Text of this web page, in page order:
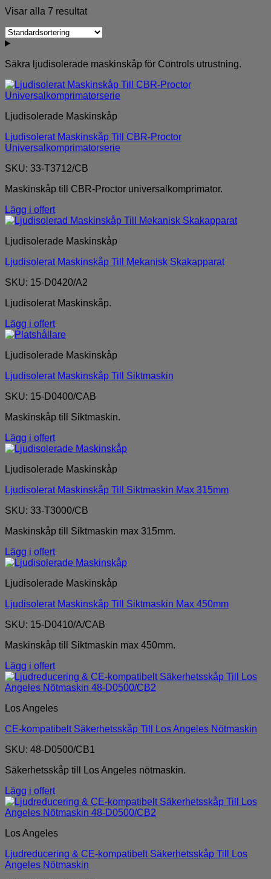
Visar alla 7 resultat
Säkra ljudisolerade maskinskåp för Controls utrustning.
Ljudisolerade Maskinskåp
Ljudisolerat Maskinskåp Till CBR-Proctor
Universalkomprimatorserie
SKU: 33-T3712/CB
Maskinskåp till CBR-Proctor universalkomprimator.
Lägg i offert
Ljudisolerade Maskinskåp
Ljudisolerat Maskinskåp Till Mekanisk Skakapparat
SKU: 15-D0420/A2
Ljudisolerat Maskinskåp.
Lägg i offert
Ljudisolerade Maskinskåp
Ljudisolerat Maskinskåp Till Siktmaskin
SKU: 15-D0400/CAB
Maskinskåp till Siktmaskin.
Lägg i offert
Ljudisolerade Maskinskåp
Ljudisolerat Maskinskåp Till Siktmaskin Max 315mm
SKU: 33-T3000/CB
Maskinskåp till Siktmaskin max 315mm.
Lägg i offert
Ljudisolerade Maskinskåp
Ljudisolerat Maskinskåp Till Siktmaskin Max 450mm
SKU: 15-D0410/A/CAB
Maskinskåp till Siktmaskin max 450mm.
Lägg i offert
Los Angeles
CE-kompatibelt Säkerhetsskåp Till Los Angeles Nötmaskin
SKU: 48-D0500/CB1
Säkerhetsskåp till Los Angeles nötmaskin.
Lägg i offert
Los Angeles
Ljudreducering & CE-kompatibelt Säkerhetsskåp Till Los
Angeles Nötmaskin